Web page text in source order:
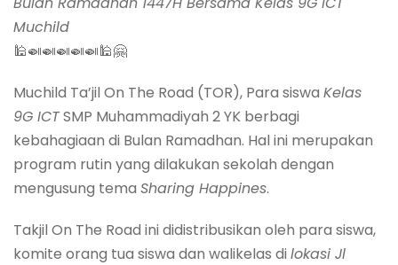
Muchild
🕌🍛🍛🍛🍛🍛🕌🤗
Muchild Ta’jil On The Road (TOR), Para siswa Kelas
9G ICTSMP Muhammadiyah 2 YK berbagi
kebahagiaan di Bulan Ramadhan. Hal ini merupakan
program rutin yang dilakukan sekolah dengan
mengusung tema Sharing Happines.
Takjil On The Road ini didistribusikan oleh para siswa,
komite orang tua siswa dan walikelas di lokasi Jl